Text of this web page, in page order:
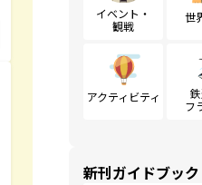
イベント・
観戦
世
アクティビティ
フ
新刊ガイドブック